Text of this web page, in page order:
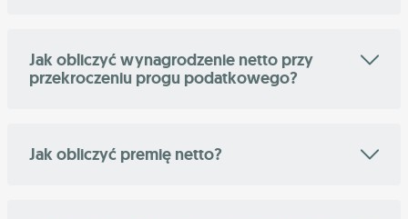
Jak obliczyć wynagrodzenie netto przy
przekroczeniu progu podatkowego?
Jak obliczyć premię netto?